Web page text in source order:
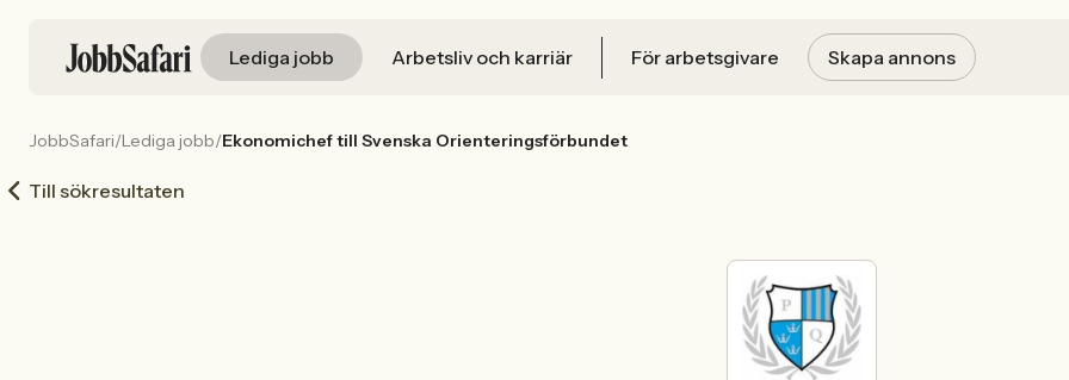
Lediga jobb Arbetsliv och karriär För arbetsgivare Skapa annons
JobbSafari/Lediga jobb/Ekonomichef till Svenska Orienteringsförbundet
Till sökresultaten